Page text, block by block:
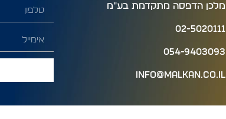
מלכן הדפסה מתקדמת בע"מ
02-5020111
054-9403093
info@malkan.co.il